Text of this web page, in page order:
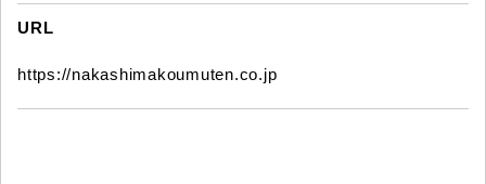
URL
https://nakashimakoumuten.co.jp